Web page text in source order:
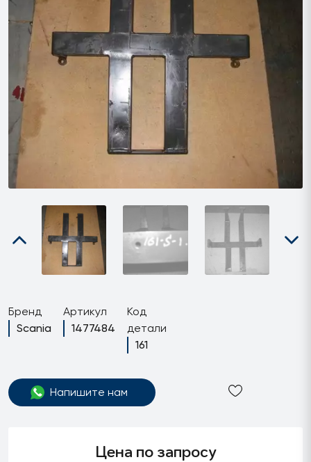
Бренд
Scania
Артикул
1477484
Код
детали
161
Напишите нам
Цена по запросу